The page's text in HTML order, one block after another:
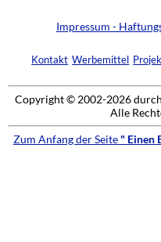
Impressum -
Kontakt Werbemittel
Copyright © 2002-2026
Alle
Zum Anfang der Seite " Einen